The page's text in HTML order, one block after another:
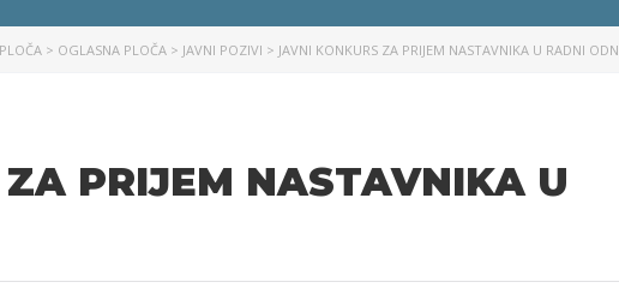
> OGLASNA PLOČA > JAVNI POZIVI > JAVNI KONKURS ZA PRIJEM NASTAVNIKA U RADNI
PRIJEM NASTAVNIKA U